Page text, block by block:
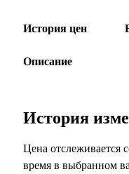
История цен
Описание
История
Цена отслеживается
время в выбранном